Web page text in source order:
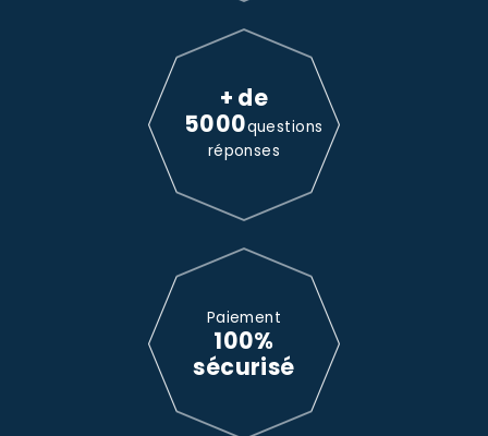
+ de
5000questions
réponses
Paiement
100%
sécurisé